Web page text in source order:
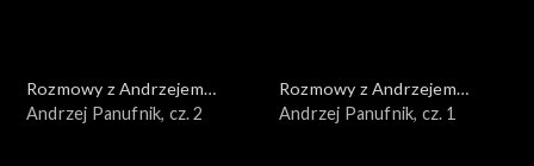
Rozmowy z Andrzejem
Doboszem
Andrzej Panufnik, cz. 2
Rozmowy z Andrzejem
Doboszem
Andrzej Panufnik, cz. 1